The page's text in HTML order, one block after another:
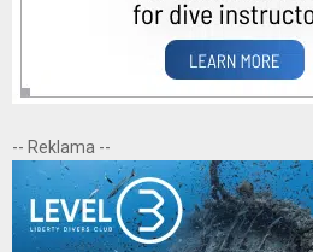
-- Reklama --